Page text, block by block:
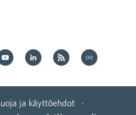
on Instagram
Kauppa YouTubesssa
Kauppa LinkedInissä
Kauppa on RSS
ja käyttöehdot
·